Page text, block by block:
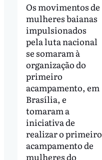
Os movimentos de
mulheres baianas
impulsionados
pela luta nacional
se somaram à
organização do
primeiro
acampamento, em
Brasília, e
tomaram a
iniciativa de
realizar o primeiro
acampamento de
mulheres do